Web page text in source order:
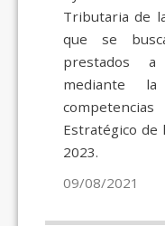
Tributaria de
que se
prestados
mediante
Estratégico de
2023.
09/08/2021